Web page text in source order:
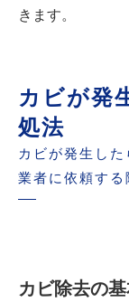
きます。
カビが発
処法
カビが発生し
業者に依頼する
カビ除去の